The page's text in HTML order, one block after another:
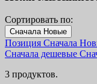
Фильтры
Очистить
В наличии
В наличии
Сортировать по:
Сначала Новые
Позиция Сначала
Сначала дешевые
3 продуктов.